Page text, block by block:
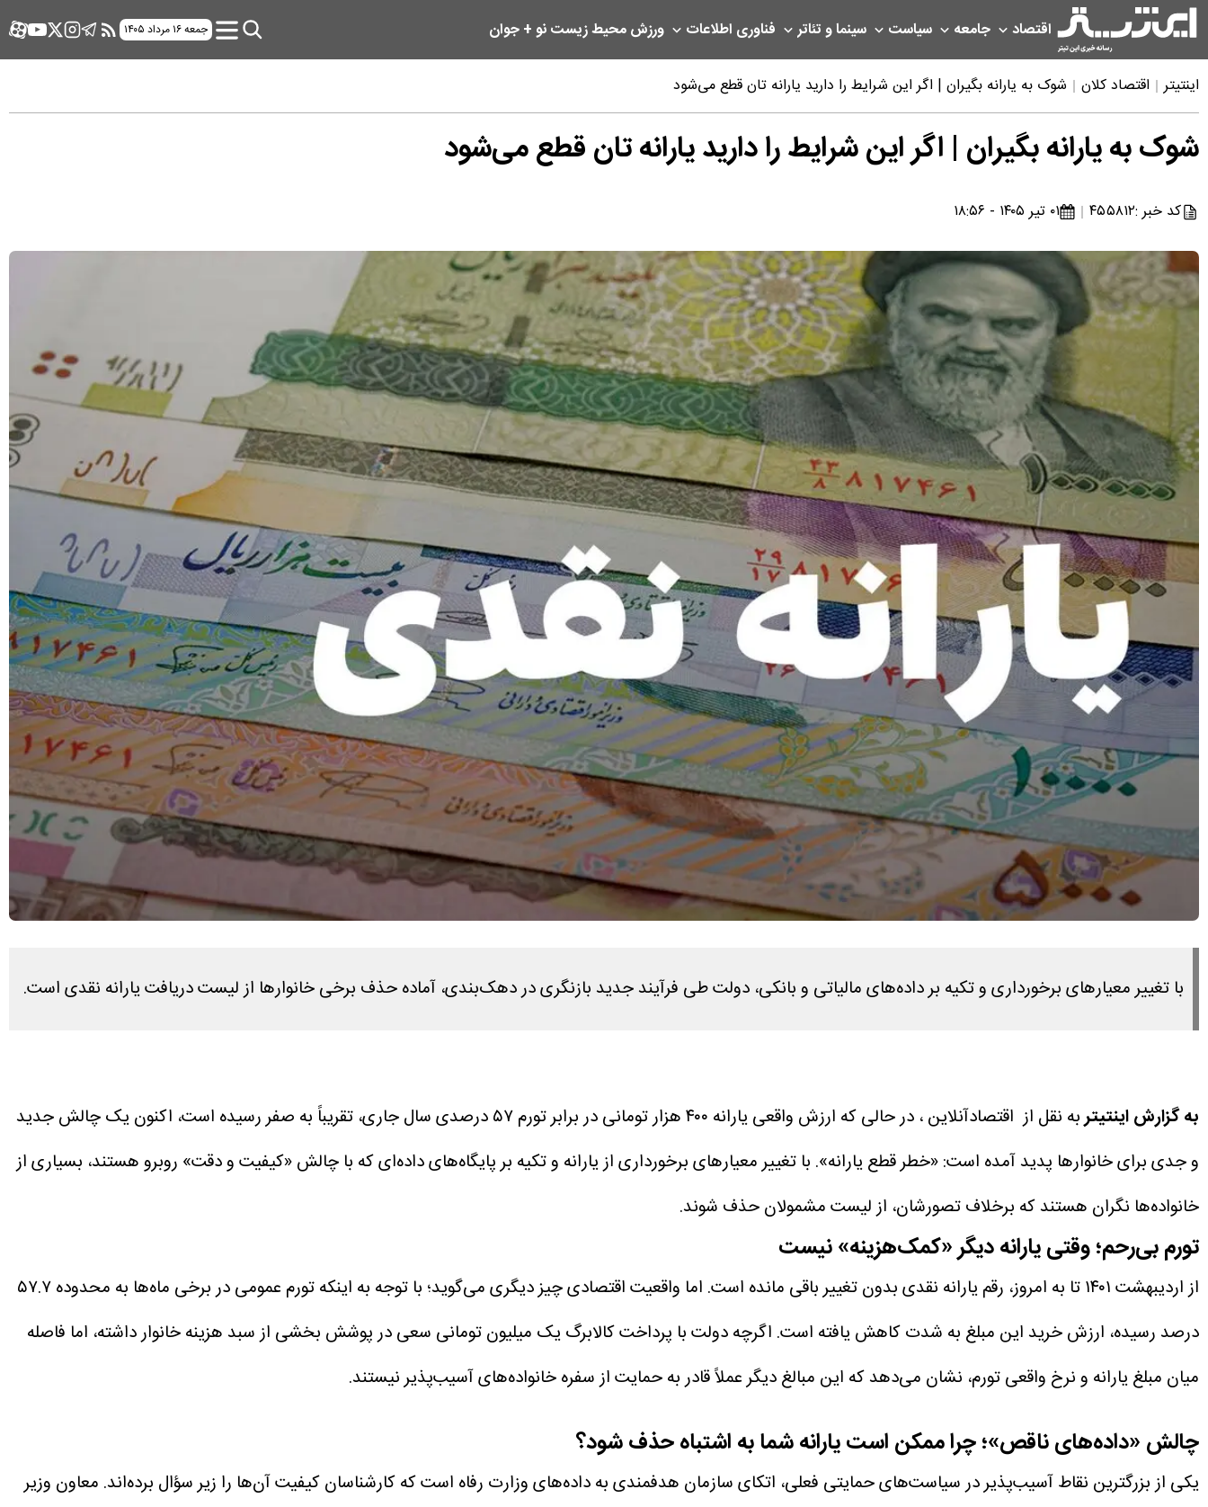
اقتصاد جامعه سیاست سینما و تئاتر فناوری اطلاعات ورزشمحیط زیستنو + جوان جمعه ۱۶ مرداد ۱۴۰۵
اینتیتر اقتصاد کلان شوک به یارانه بگیران | اگر این شرایط را دارید یارانه تان قطع می‌شود
شوک به یارانه بگیران | اگر این شرایط را دارید یارانه تان قطع می‌شود
کد خبر :۴۵۵۸۱۲ ۰۱ تیر ۱۴۰۵ - ۱۸:۵۶
با تغییر معیارهای برخورداری و تکیه بر داده‌های مالیاتی و بانکی، دولت طی فرآیند جدید بازنگری در دهک‌بندی، آماده حذف برخی خانوارها از لیست دریافت یارانه نقدی است.
به گزارش اینتیتر
به نقل از اقتصادآنلاین ، در حالی که ارزش واقعی یارانه ۴۰۰ هزار تومانی در برابر تورم ۵۷ درصدی سال جاری، تقریباً به صفر رسیده است، اکنون یک چالش جدید
و جدی برای خانوارها پدید آمده است: «خطر قطع یارانه». با تغییر معیارهای برخورداری از یارانه و تکیه بر پایگاه‌های داده‌ای که با چالش «کیفیت و دقت» روبرو هستند، بسیاری از
خانواده‌ها نگران هستند که برخلاف تصورشان، از لیست مشمولان حذف شوند.
تورم بی‌رحم؛ وقتی یارانه دیگر «کمک‌هزینه» نیست
از اردیبهشت ۱۴۰۱ تا به امروز، رقم یارانه نقدی بدون تغییر باقی مانده است. اما واقعیت اقتصادی چیز دیگری می‌گوید؛ با توجه به اینکه تورم عمومی در برخی ماه‌ها به محدوده ۵۷.۷
درصد رسیده، ارزش خرید این مبلغ به شدت کاهش یافته است. اگرچه دولت با پرداخت کالابرگ یک میلیون تومانی سعی در پوشش بخشی از سبد هزینه خانوار داشته، اما فاصله
میان مبلغ یارانه و نرخ واقعی تورم، نشان می‌دهد که این مبالغ دیگر عملاً قادر به حمایت از سفره خانواده‌های آسیب‌پذیر نیستند.
چالش «داده‌های ناقص»؛ چرا ممکن است یارانه شما به اشتباه حذف شود؟
یکی از بزرگترین نقاط آسیب‌پذیر در سیاست‌های حمایتی فعلی، اتکای سازمان هدفمندی به داده‌های وزارت رفاه است که کارشناسان کیفیت آن‌ها را زیر سؤال برده‌اند. معاون وزیر